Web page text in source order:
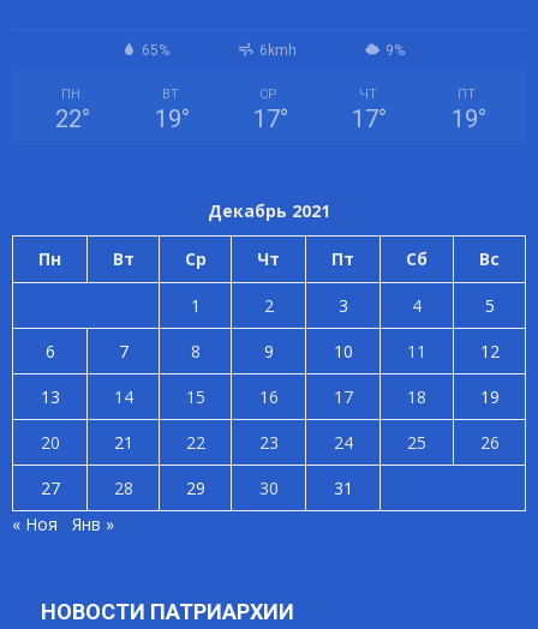
65% 6kmh 9%
ПН
22°
ВТ
19°
СР
17°
ЧТ
17°
ПТ
19°
Декабрь 2021
Пн Вт Ср Чт Пт Сб Вс
1 2 3 4
5
6
7 8 9 10 11
12
13
14 15 16 17 18
19
20
21 22 23 24 25
26
27
28 29 30
31
« Ноя
Янв »
НОВОСТИ ПАТРИАРХИИ